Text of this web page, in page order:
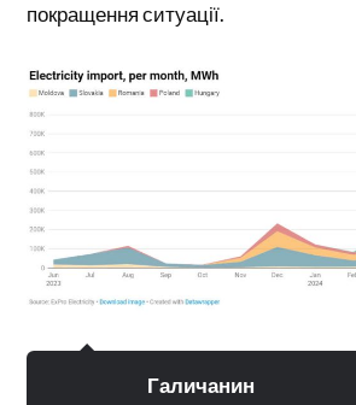
покращення ситуації.
Галичанин